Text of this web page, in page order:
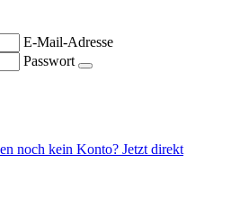
E-Mail-Adresse
Passwort
noch kein Konto? Jetzt direkt